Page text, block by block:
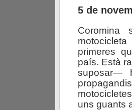
5 de
Coromina
primeres
país. Està
suposar—
uns guants